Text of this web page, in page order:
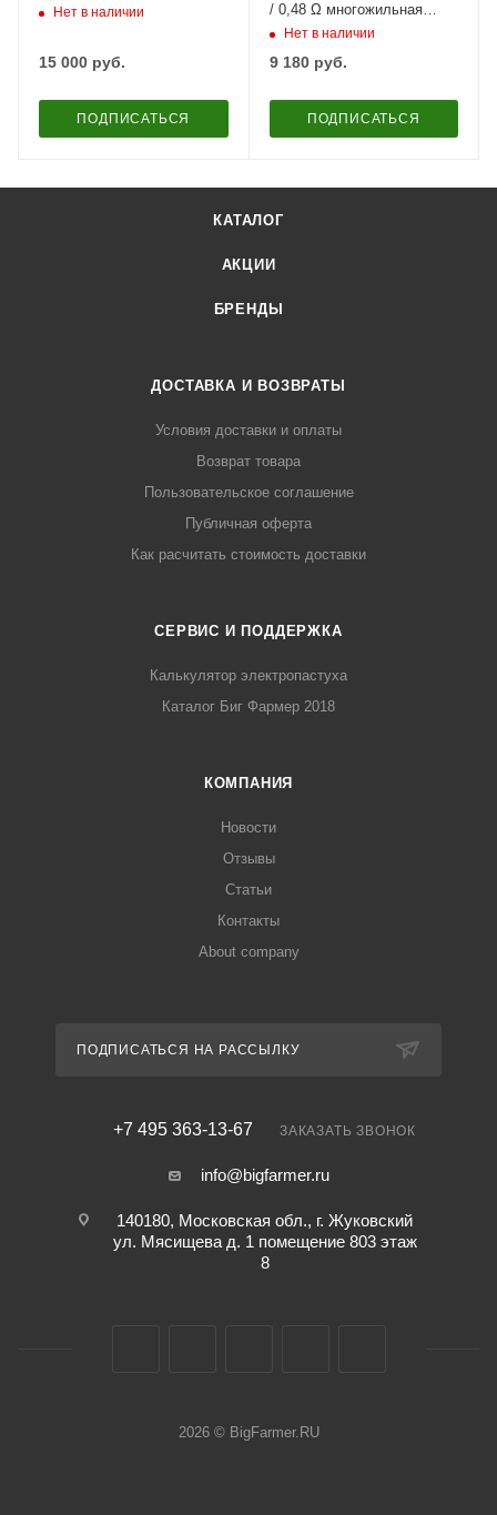
Нет в наличии
15 000 руб.
ПОДПИСАТЬСЯ
/ 0,48 Ω многожильная
зеленая
Нет в наличии
9 180руб.
ПОДПИСАТЬСЯ
КАТАЛОГ
АКЦИИ
БРЕНДЫ
ДОСТАВКА И ВОЗВРАТЫ
Условия доставки и оплаты
Возврат товара
Пользовательское соглашение
Публичная оферта
Как расчитать стоимость доставки
СЕРВИС И ПОДДЕРЖКА
Калькулятор электропастуха
Каталог Биг Фармер 2018
КОМПАНИЯ
Новости
Отзывы
Статьи
Контакты
About company
ПОДПИСАТЬСЯ НА РАССЫЛКУ
+7 495 363-13-67 ЗАКАЗАТЬ ЗВОНОК
info@bigfarmer.ru
140180, Московская обл., г. Жуковский
ул. Мясищева д. 1 помещение 803 этаж
8
2026 © BigFarmer.RU